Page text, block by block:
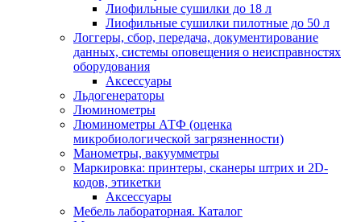
Лиофильные сушилки до 18 л
Лиофильные сушилки пилотные до 50 л
Логгеры, сбор, передача, документирование
данных, системы оповещения о неисправностях
оборудования
Аксессуары
Льдогенераторы
Люминометры
Люминометры АТФ (оценка
микробиологической загрязненности)
Манометры, вакуумметры
Маркировка: принтеры, сканеры штрих и 2D-
кодов, этикетки
Аксессуары
Мебель лабораторная. Каталог